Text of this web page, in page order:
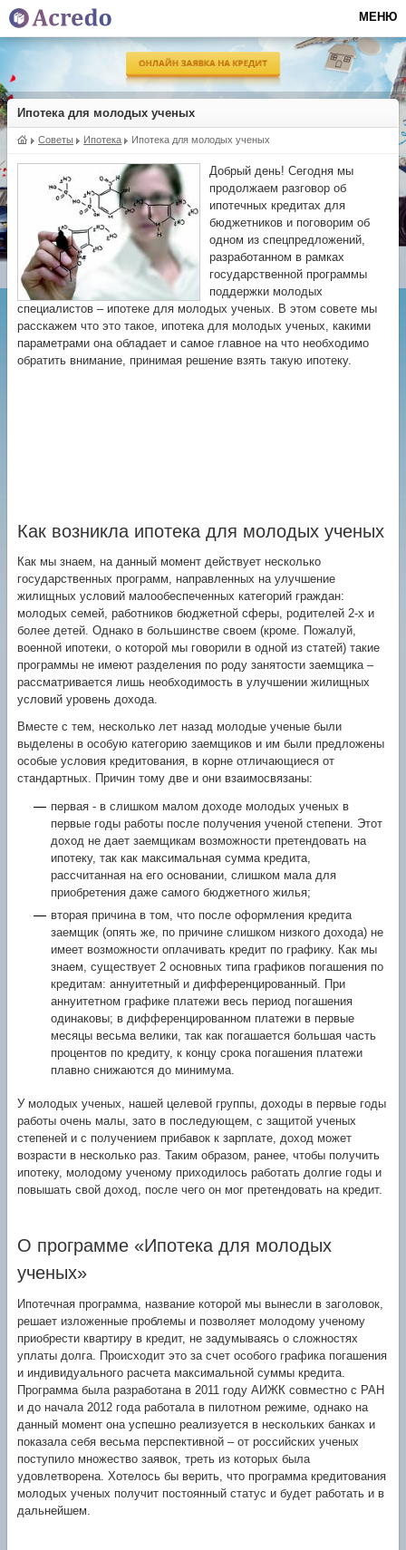
Ипотека для молодых ученых
Советы Ипотека Ипотека для молодых ученых
Добрый день! Сегодня мы
продолжаем разговор об
ипотечных кредитах для
бюджетников и поговорим об
одном из спецпредложений,
разработанном в рамках
государственной программы
поддержки молодых
специалистов – ипотеке для молодых ученых. В этом совете мы
расскажем что это такое, ипотека для молодых ученых, какими
параметрами она обладает и самое главное на что необходимо
обратить внимание, принимая решение взять такую ипотеку.
Как возникла ипотека для молодых ученых
Как мы знаем, на данный момент действует несколько
государственных программ, направленных на улучшение
жилищных условий малообеспеченных категорий граждан:
молодых семей, работников бюджетной сферы, родителей 2-х и
более детей. Однако в большинстве своем (кроме. Пожалуй,
военной ипотеки, о которой мы говорили в одной из статей) такие
программы не имеют разделения по роду занятости заемщика –
рассматривается лишь необходимость в улучшении жилищных
условий уровень дохода.
Вместе с тем, несколько лет назад молодые ученые были
выделены в особую категорию заемщиков и им были предложены
особые условия кредитования, в корне отличающиеся от
стандартных. Причин тому две и они взаимосвязаны:
первая - в слишком малом доходе молодых ученых в
первые годы работы после получения ученой степени. Этот
доход не дает заемщикам возможности претендовать на
ипотеку, так как максимальная сумма кредита,
рассчитанная на его основании, слишком мала для
приобретения даже самого бюджетного жилья;
вторая причина в том, что после оформления кредита
заемщик (опять же, по причине слишком низкого дохода) не
имеет возможности оплачивать кредит по графику. Как мы
знаем, существует 2 основных типа графиков погашения по
кредитам: аннуитетный и дифференцированный. При
аннуитетном графике платежи весь период погашения
одинаковы; в дифференцированном платежи в первые
месяцы весьма велики, так как погашается большая часть
процентов по кредиту, к концу срока погашения платежи
плавно снижаются до минимума.
У молодых ученых, нашей целевой группы, доходы в первые годы
работы очень малы, зато в последующем, с защитой ученых
степеней и с получением прибавок к зарплате, доход может
возрасти в несколько раз. Таким образом, ранее, чтобы получить
ипотеку, молодому ученому приходилось работать долгие годы и
повышать свой доход, после чего он мог претендовать на кредит.
О программе «Ипотека для молодых
ученых»
Ипотечная программа, название которой мы вынесли в заголовок,
решает изложенные проблемы и позволяет молодому ученому
приобрести квартиру в кредит, не задумываясь о сложностях
уплаты долга. Происходит это за счет особого графика погашения
и индивидуального расчета максимальной суммы кредита.
Программа была разработана в 2011 году АИЖК совместно с РАН
и до начала 2012 года работала в пилотном режиме, однако на
данный момент она успешно реализуется в нескольких банках и
показала себя весьма перспективной – от российских ученых
поступило множество заявок, треть из которых была
удовлетворена. Хотелось бы верить, что программа кредитования
молодых ученых получит постоянный статус и будет работать и в
дальнейшем.
МЕНЮ